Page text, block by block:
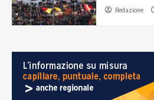
Redazione